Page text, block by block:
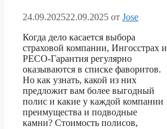
24.09.202522.09.2025 от Jose
Когда дело касается выбора
страховой компании, Ингосстрах и
РЕСО-Гарантия регулярно
оказываются в списке фаворитов.
Но как узнать, какой из них
предложит вам более выгодный
полис и какие у каждой компании
преимущества и подводные
камни? Стоимость полисов,